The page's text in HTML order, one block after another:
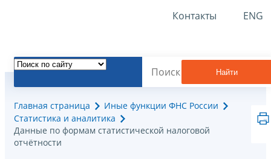
Контакты ENG
Найти
Главная страница
Иные функции ФНС России
Статистика и аналитика
Данные по формам статистической налоговой
отчётности